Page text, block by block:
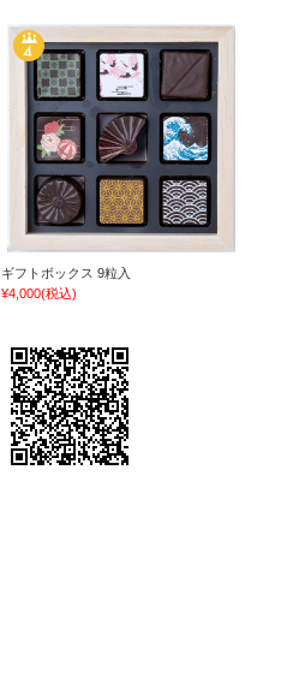
ギフトボックス 9粒入
¥4,000(税込)